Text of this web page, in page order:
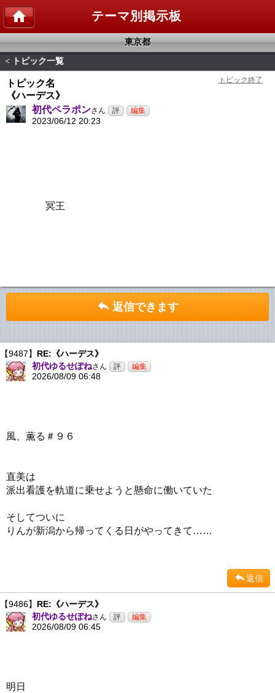
テーマ別掲示板
東京都
< トピック一覧
トピック名
《ハーデス》
初代ペラポンさん
2023/06/12 20:23
冥王
返信できます
【9487】 RE:《ハーデス》
初代ゆるせぽねさん
2026/08/09 06:48
風、薫る＃９６
直美は
派出看護を軌道に乗せようと懸命に働いていた
そしてついに
りんが新潟から帰ってくる日がやってきて……
返信
【9486】 RE:《ハーデス》
初代ゆるせぽねさん
2026/08/09 06:45
明日